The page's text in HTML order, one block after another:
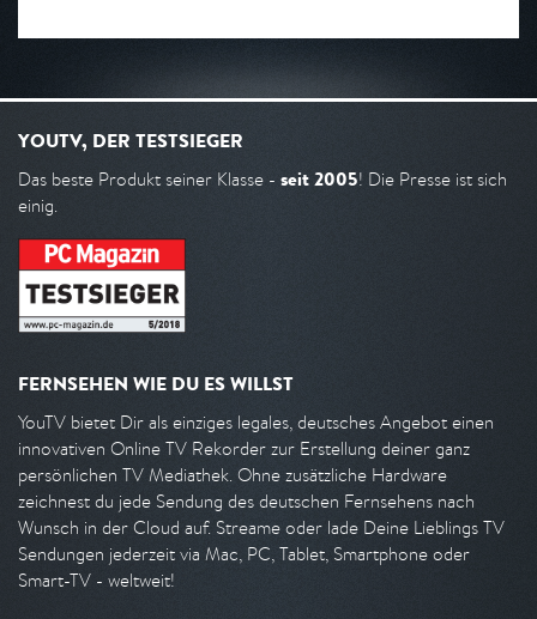
YOUTV, DER TESTSIEGER
Das beste Produkt seiner Klasse - seit 2005! Die Presse ist sich
einig.
FERNSEHEN WIE DU ES WILLST
YouTV bietet Dir als einziges legales, deutsches Angebot einen
innovativen Online TV Rekorder zur Erstellung deiner ganz
persönlichen TV Mediathek. Ohne zusätzliche Hardware
zeichnest du jede Sendung des deutschen Fernsehens nach
Wunsch in der Cloud auf. Streame oder lade Deine Lieblings TV
Sendungen jederzeit via Mac, PC, Tablet, Smartphone oder
Smart-TV - weltweit!